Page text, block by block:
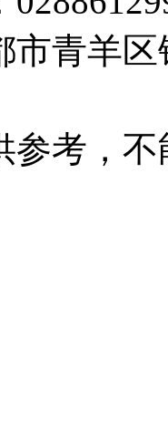
市青羊
参考，